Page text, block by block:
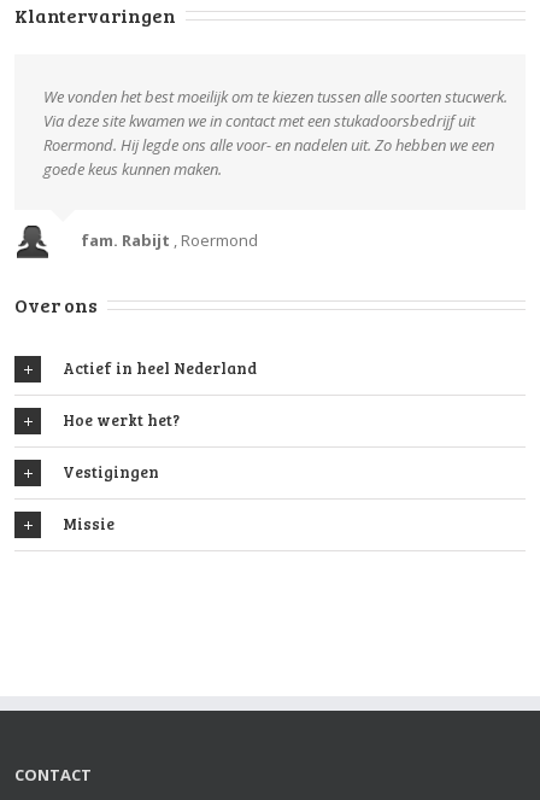
Klantervaringen
We vonden het best moeilijk om te kiezen tussen alle soorten stucwerk.
Via deze site kwamen we in contact met een stukadoorsbedrijf uit
Roermond. Hij legde ons alle voor- en nadelen uit. Zo hebben we een
goede keus kunnen maken.
fam. Rabijt , Roermond
Over ons
Actief in heel Nederland
Hoe werkt het?
Vestigingen
Missie
CONTACT